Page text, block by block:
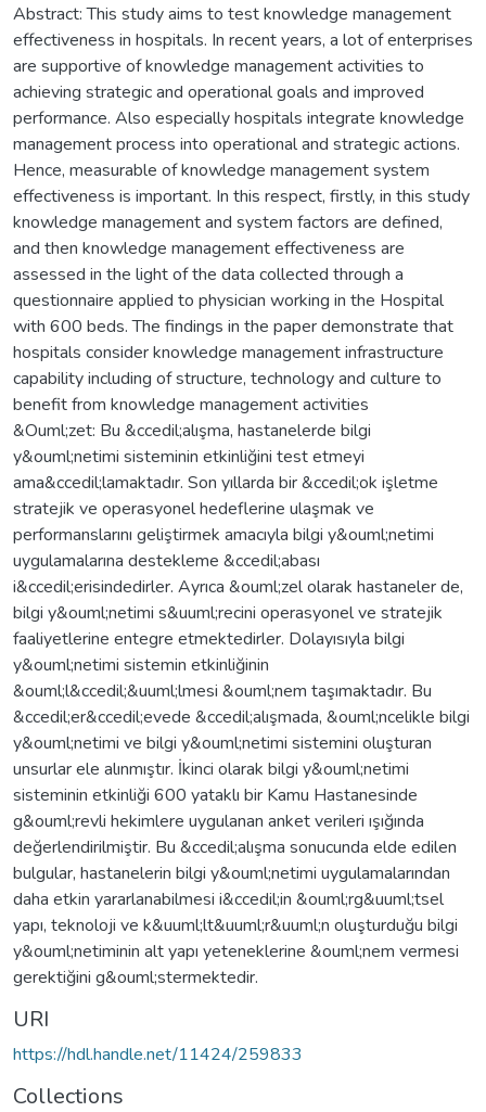
Abstract: This study aims to test knowledge management
effectiveness in hospitals. In recent years, a lot of enterprises
are supportive of knowledge management activities to
achieving strategic and operational goals and improved
performance. Also especially hospitals integrate knowledge
management process into operational and strategic actions.
Hence, measurable of knowledge management system
effectiveness is important. In this respect, firstly, in this study
knowledge management and system factors are defined,
and then knowledge management effectiveness are
assessed in the light of the data collected through a
questionnaire applied to physician working in the Hospital
with 600 beds. The findings in the paper demonstrate that
hospitals consider knowledge management infrastructure
capability including of structure, technology and culture to
benefit from knowledge management activities
&Ouml;zet: Bu &ccedil;alışma, hastanelerde bilgi
y&ouml;netimi sisteminin etkinliğini test etmeyi
ama&ccedil;lamaktadır. Son yıllarda bir &ccedil;ok işletme
stratejik ve operasyonel hedeflerine ulaşmak ve
performanslarını geliştirmek amacıyla bilgi y&ouml;netimi
uygulamalarına destekleme &ccedil;abası
i&ccedil;erisindedirler. Ayrıca &ouml;zel olarak hastaneler de,
bilgi y&ouml;netimi s&uuml;recini operasyonel ve stratejik
faaliyetlerine entegre etmektedirler. Dolayısıyla bilgi
y&ouml;netimi sistemin etkinliğinin
&ouml;l&ccedil;&uuml;lmesi &ouml;nem taşımaktadır. Bu
&ccedil;er&ccedil;evede &ccedil;alışmada, &ouml;ncelikle bilgi
y&ouml;netimi ve bilgi y&ouml;netimi sistemini oluşturan
unsurlar ele alınmıştır. İkinci olarak bilgi y&ouml;netimi
sisteminin etkinliği 600 yataklı bir Kamu Hastanesinde
g&ouml;revli hekimlere uygulanan anket verileri ışığında
değerlendirilmiştir. Bu &ccedil;alışma sonucunda elde edilen
bulgular, hastanelerin bilgi y&ouml;netimi uygulamalarından
daha etkin yararlanabilmesi i&ccedil;in &ouml;rg&uuml;tsel
yapı, teknoloji ve k&uuml;lt&uuml;r&uuml;n oluşturduğu bilgi
y&ouml;netiminin alt yapı yeteneklerine &ouml;nem vermesi
gerektiğini g&ouml;stermektedir.
URI
https://hdl.handle.net/11424/259833
Collections